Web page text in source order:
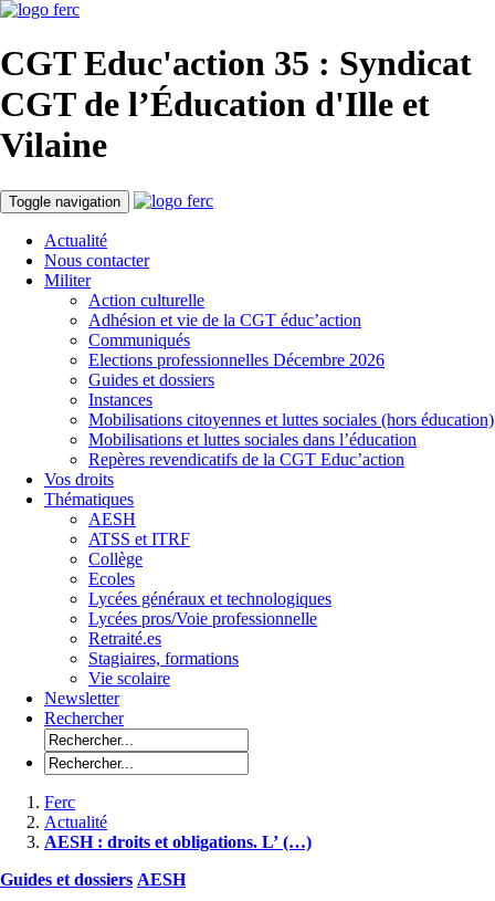
CGT Educ'action 35 : Syndicat
CGT de l’Éducation d'Ille et
Vilaine
Toggle navigation
Actualité
Nous contacter
Militer
Action culturelle
Adhésion et vie de la CGT éduc’action
Communiqués
Elections professionnelles Décembre 2026
Guides et dossiers
Instances
Mobilisations citoyennes et luttes sociales (hors éducation)
Mobilisations et luttes sociales dans l’éducation
Repères revendicatifs de la CGT Educ’action
Vos droits
Thématiques
AESH
ATSS et ITRF
Collège
Ecoles
Lycées généraux et technologiques
Lycées pros/Voie professionnelle
Retraité.es
Stagiaires, formations
Vie scolaire
Newsletter
Rechercher
Ferc
Actualité
AESH : droits et obligations. L’ (…)
Guides et dossiers AESH